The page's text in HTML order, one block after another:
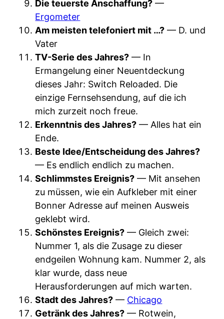
Die teuerste Anschaffung? —
Ergometer
Am meisten telefoniert mit …? — D. und
Vater
TV-Serie des Jahres? — In
Ermangelung einer Neuentdeckung
dieses Jahr: Switch Reloaded. Die
einzige Fernsehsendung, auf die ich
mich zurzeit noch freue.
Erkenntnis des Jahres? — Alles hat ein
Ende.
Beste Idee/Entscheidung des Jahres?
— Es endlich endlich zu machen.
Schlimmstes Ereignis? — Mit ansehen
zu müssen, wie ein Aufkleber mit einer
Bonner Adresse auf meinen Ausweis
geklebt wird.
Schönstes Ereignis? — Gleich zwei:
Nummer 1, als die Zusage zu dieser
endgeilen Wohnung kam. Nummer 2, als
klar wurde, dass neue
Herausforderungen auf mich warten.
Stadt des Jahres? — Chicago
Getränk des Jahres? — Rotwein,